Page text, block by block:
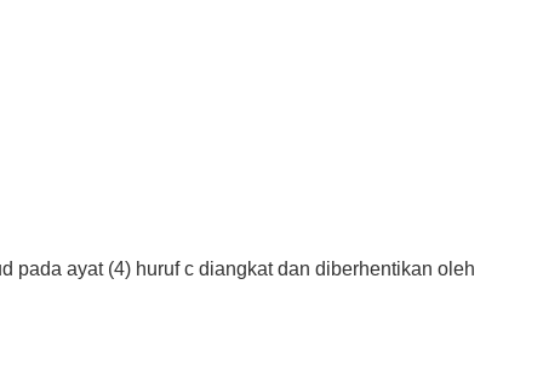
pada ayat (4) huruf c diangkat dan diberhentikan oleh